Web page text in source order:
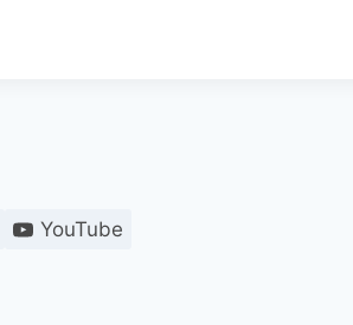
YouTube